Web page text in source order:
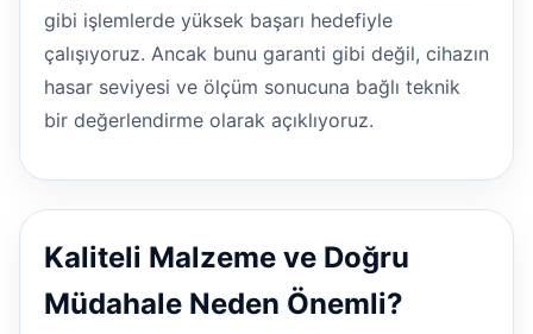
gibi işlemlerde yüksek başarı hedefiyle
çalışıyoruz. Ancak bunu garanti gibi değil, cihazın
hasar seviyesi ve ölçüm sonucuna bağlı teknik
bir değerlendirme olarak açıklıyoruz.
Kaliteli Malzeme ve Doğru
Müdahale Neden Önemli?